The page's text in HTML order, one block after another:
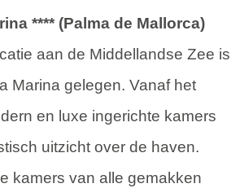
**** (Palma de Mallorca)
aan de Middellandse Zee is
Marina gelegen. Vanaf het
en luxe ingerichte kamers
uitzicht over de haven.
kamers van alle gemakken